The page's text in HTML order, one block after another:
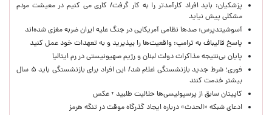
پزشکیان: باید افراد کارآمدتر را به کار گرفت/ کاری می کنیم در معیشت مردم
مشکلی پیش نیاید
آسوشیتدپرس: صدها نظامی آمریکایی در جنگ علیه ایران ضربه مغزی شده‌اند
پاسخ قالیباف به ترامپ: واقعیت‌ها را بپذیرید و به تعهدات خود عمل کنید
پایان بی‌نتیجه مذاکرات دولت لبنان و رژیم صهیونیستی در رم ایتالیا
فوری؛ شرط جدید بازنشستگی اعلام شد/ این افراد برای بازنشستگی باید ۵ سال
بیشتر خدمت کنند
کاپیتان سابق از پرسپولیسی‌ها حلالیت طلبید + عکس
ادعای شبکه «الحدث» درباره ایجاد گذرگاه موقت در تنگه هرمز